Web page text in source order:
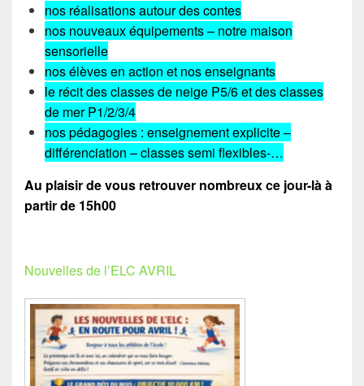
nos réalisations autour des contes
nos nouveaux équipements – notre maison
sensorielle
nos élèves en action et nos enseignants
le récit des classes de neige P5/6 et des classes
de mer P1/2/3/4
nos pédagogies : enseignement explicite –
différenciation – classes semi flexibles-…
Au plaisir de vous retrouver nombreux ce jour-là à
partir de 15h00
Nouvelles de l’ELC AVRIL